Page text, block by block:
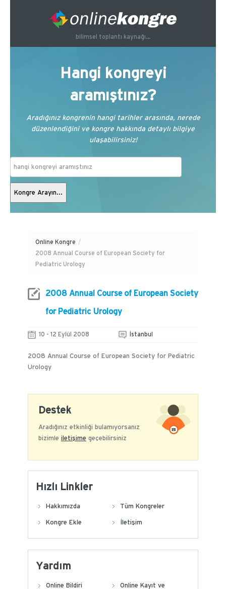
bilimsel toplantı kaynağı...
Hangi kongreyi
aramıştınız?
Aradığınız kongrenin hangi tarihler arasında, nerede
düzenlendiğini ve kongre hakkında detaylı bilgiye
ulaşabilirsiniz!
Online Kongre
/
2008 Annual Course of European Society for
Pediatric Urology
2008 Annual Course of European Society
for Pediatric Urology
10 - 12 Eylül 2008 İstanbul
2008 Annual Course of European Society for Pediatric
Urology
Destek
Aradığınız etkinliği bulamıyorsanız
bizimle iletişime geçebilirsiniz
Hızlı Linkler
Hakkımızda Tüm Kongreler
Kongre Ekle İletişim
Yardım
Online Bildiri
Online Kayıt ve